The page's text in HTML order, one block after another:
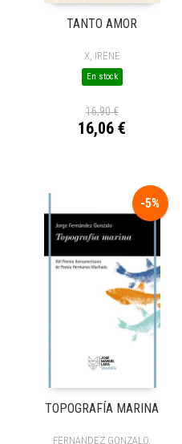
TANTO AMOR
X, IRENE
En stock
16,90 €
16,06 €
-5%
TOPOGRAFÍA MARINA
FERNANDEZ GONZALO,